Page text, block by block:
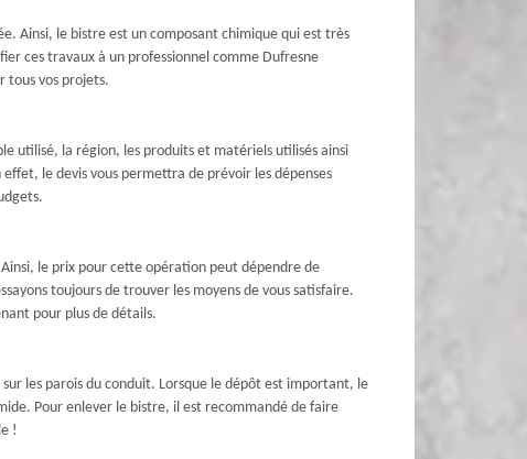
Ainsi, le bistre est un composant chimique qui est très
ces travaux à un professionnel comme Dufresne
tous vos projets.
utilisé, la région, les produits et matériels utilisés ainsi
le devis vous permettra de prévoir les dépenses
le prix pour cette opération peut dépendre de
toujours de trouver les moyens de vous satisfaire.
pour plus de détails.
les parois du conduit. Lorsque le dépôt est important, le
Pour enlever le bistre, il est recommandé de faire
!